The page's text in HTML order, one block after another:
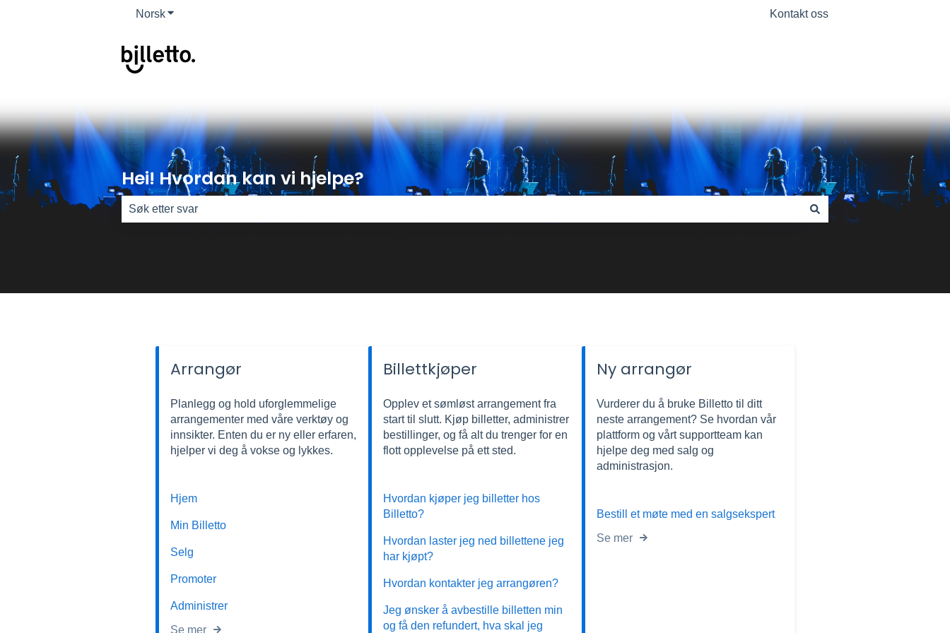
NorskVis undermeny for oversettelser Kontakt oss
Hei! Hvordan kan vi hjelpe?
Arrangør
Planlegg og hold uforglemmelige
arrangementer med våre verktøy og
innsikter. Enten du er ny eller erfaren,
hjelper vi deg å vokse og lykkes.
Hjem
Min Billetto
Selg
Promoter
Administrer
Se mer
Billettkjøper
Opplev et sømløst arrangement fra
start til slutt. Kjøp billetter, administrer
bestillinger, og få alt du trenger for en
flott opplevelse på ett sted.
Hvordan kjøper jeg billetter hos
Billetto?
Hvordan laster jeg ned billettene jeg
har kjøpt?
Hvordan kontakter jeg arrangøren?
Jeg ønsker å avbestille billetten min
og få den refundert, hva skal jeg
Ny arrangør
Vurderer du å bruke Billetto til ditt
neste arrangement? Se hvordan vår
plattform og vårt supportteam kan
hjelpe deg med salg og
administrasjon.
Bestill et møte med en salgsekspert
Se mer